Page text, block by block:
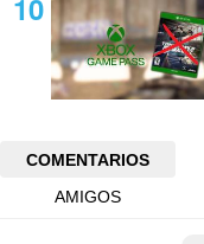
COMENTARIOS
AMIGOS